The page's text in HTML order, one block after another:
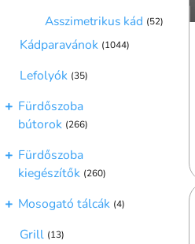
Asszimetrikus kád (52)
Kádparavánok (1044)
Lefolyók (35)
Fürdőszoba
bútorok (266)
Fürdőszoba
kiegészítők (260)
Mosogató tálcák (4)
Grill (13)